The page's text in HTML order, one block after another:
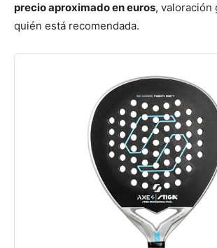
precio aproximado en euros, valoración
quién está recomendada.